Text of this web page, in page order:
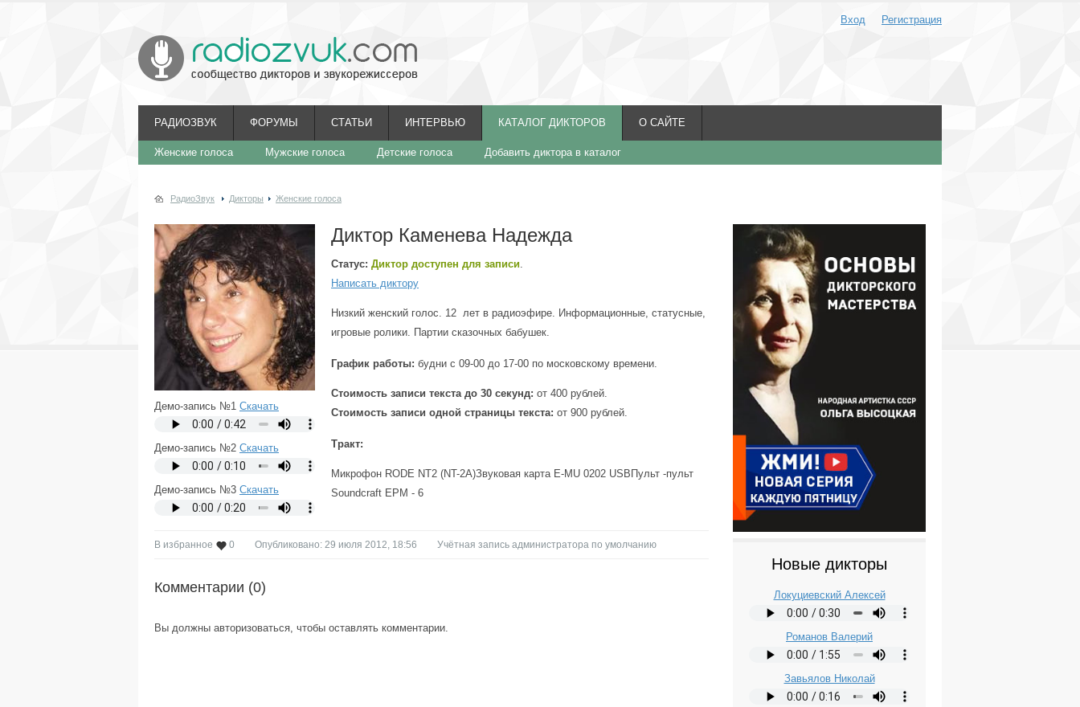
Вход Регистрация
РАДИОЗВУК ФОРУМЫ СТАТЬИ ИНТЕРВЬЮ КАТАЛОГ ДИКТОРОВ О САЙТЕ
Женские голоса Мужские голоса Детские голоса Добавить диктора в каталог
РадиоЗвук Дикторы Женские голоса
Диктор Каменева Надежда
Статус: Диктор доступен для записи.
Написать диктору
Низкий женский голос. 12 лет в радиоэфире. Информационные, статусные,
игровые ролики. Партии сказочных бабушек.
График работы: будни с 09-00 до 17-00 по московскому времени.
Стоимость записи текста до 30 секунд: от 400 рублей.
Стоимость записи одной страницы текста: от 900 рублей.
Тракт:
Микрофон RODE NT2 (NT-2A)Звуковая карта E-MU 0202 USBПульт -пульт
Soundcraft EPM - 6
Демо-запись №1 Скачать
Демо-запись №2 Скачать
Демо-запись №3 Скачать
В избранное 0 Опубликовано: 29 июля 2012, 18:56 Учётная запись администратора по умолчанию
Комментарии (0)
Вы должны авторизоваться, чтобы оставлять комментарии.
Новые дикторы
Локуциевский Алексей
Романов Валерий
Завьялов Николай